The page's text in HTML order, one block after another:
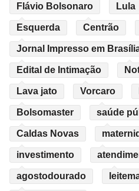
Flávio Bolsonaro Lula
Esquerda Centrão
Jornal Impresso em
Edital de Intimação
Lava jato Vorcaro
Bolsomaster saúde
Caldas Novas
investimento
agostodourado